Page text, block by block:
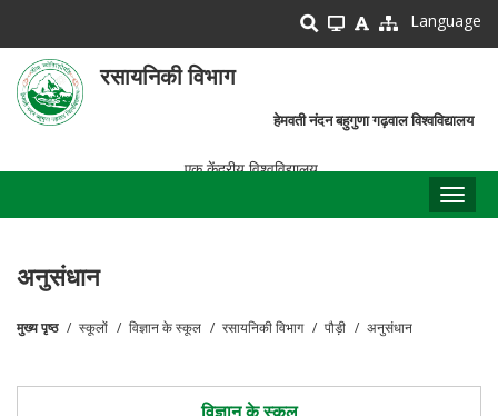
main
content
Language
रसायनिकी विभाग
हेमवती नंदन बहुगुणा गढ़वाल विश्वविद्यालय
एक केंद्रीय विश्वविद्यालय
अनुसंधान
मुख्य पृष्ठ स्कूलों विज्ञान के स्कूल रसायनिकी विभाग पौड़ी अनुसंधान